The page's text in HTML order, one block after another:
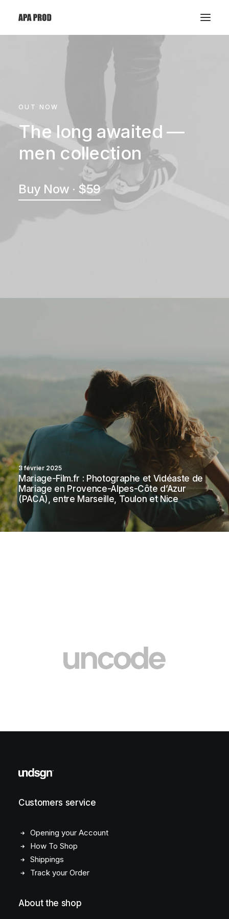
OUT NOW
The long awaited —
men collection
Buy Now · $59
3 février 2025
Mariage-Film.fr : Photographe et Vidéaste de
Mariage en Provence-Alpes-Côte d’Azur
(PACA), entre Marseille, Toulon et Nice
Customers service
Opening your Account
How To Shop
Shippings
Track your Order
About the shop